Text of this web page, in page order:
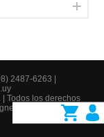
2487-6263
Todos los derechos
by
AgileWorks